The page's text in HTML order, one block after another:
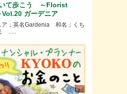
て歩こう ～Florist
Vol.20 ガーデニア
ア；英名Gardenia 和名；くち
.....